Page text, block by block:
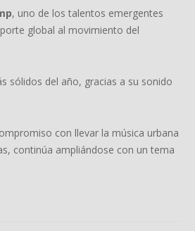
, uno de los talentos emergentes
global al movimiento del
sólidos del año, gracias a su sonido
con llevar la música urbana
continúa ampliándose con un tema